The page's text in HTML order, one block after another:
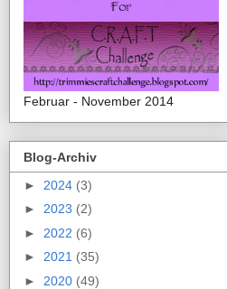
Februar - November 2014
Blog-Archiv
► 2024 (3)
► 2023 (2)
► 2022 (6)
► 2021 (35)
► 2020 (49)